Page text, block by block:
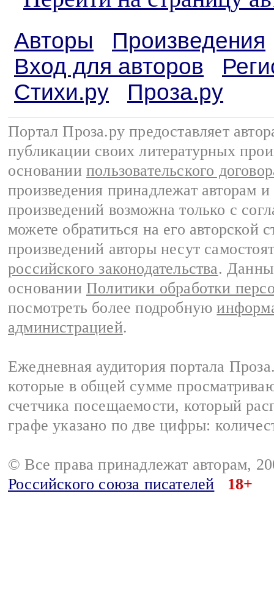
Авторы
Произведения
Вход для авторов
Стихи.ру
Проза.ру
Портал Проза.ру предоставляет
публикации своих литературных
основании пользовательского
произведения принадлежат авторам
произведений возможна только с
можете обратиться на его авторской
произведений авторы несут
российского законодательства.
основании Политики обработки
посмотреть более подробную
администрацией.
Ежедневная аудитория портала
которые в общей сумме
счетчика посещаемости, который
графе указано по две цифры:
© Все права принадлежат авторам,
Российского союза писателей
18+